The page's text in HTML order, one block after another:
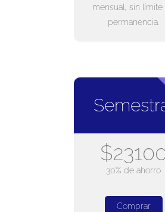
mensual, sin límite
permanencia.
30% de ahorro
Comprar